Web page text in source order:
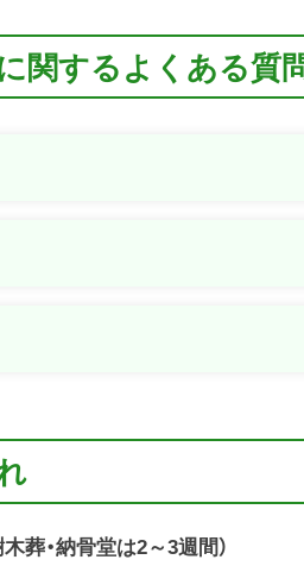
関するよくある質
葬・納骨堂は2～3週間）